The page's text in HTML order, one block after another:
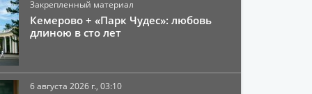
Закрепленный материал
Кемерово + «Парк Чудес»: любовь
длиною в сто лет
6 августа 2026 г., 03:10